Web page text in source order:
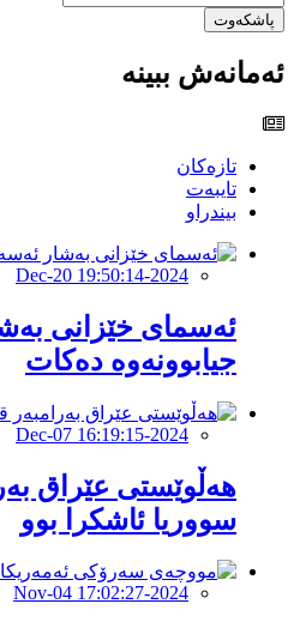
پاشکەوت
ئەمانەش ببینە
تازەکان
تایبەت
بیندراو
2024-Dec-20 19:50:14
ئەسمای خێزانی
جیابوونەوە دەکات
2024-Dec-07 16:19:15
هەڵوێستی عێراق
سووریا ئاشکرا بوو
2024-Nov-04 17:02:27